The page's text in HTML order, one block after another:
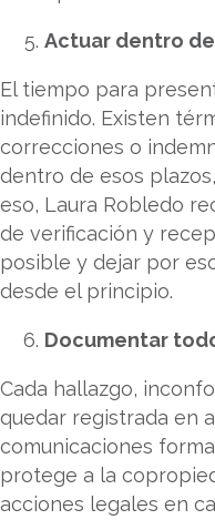
Actuar dentro
El tiempo para
indefinido. Existen
correcciones o
dentro de esos
eso, Laura Robledo
de verificación y
posible y dejar por
desde el principio.
Documentar
Cada hallazgo,
quedar registrada en
comunicaciones
protege a la
acciones legales en